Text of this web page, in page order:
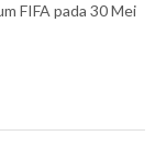
FIFA pada 30 Mei